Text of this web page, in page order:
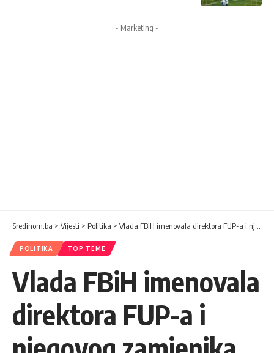
- Marketing -
Sredinom.ba > Vijesti > Politika > Vlada FBiH imenovala direktora FUP-a i njegovog zamjenika
POLITIKA TOP TEME
Vlada FBiH imenovala
direktora FUP-a i